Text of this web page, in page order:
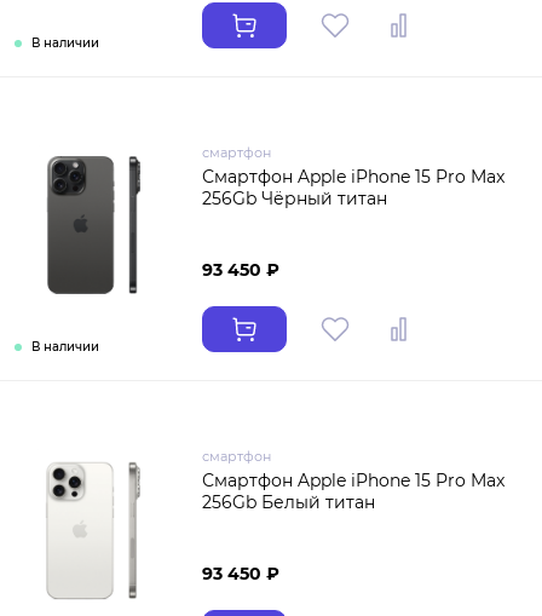
В наличии
В наличии
смартфон
Смартфон Apple iPhone 15 Pro Max
256Gb Чёрный титан
93 450 ₽
смартфон
Смартфон Apple iPhone 15 Pro Max
256Gb Белый титан
93 450 ₽